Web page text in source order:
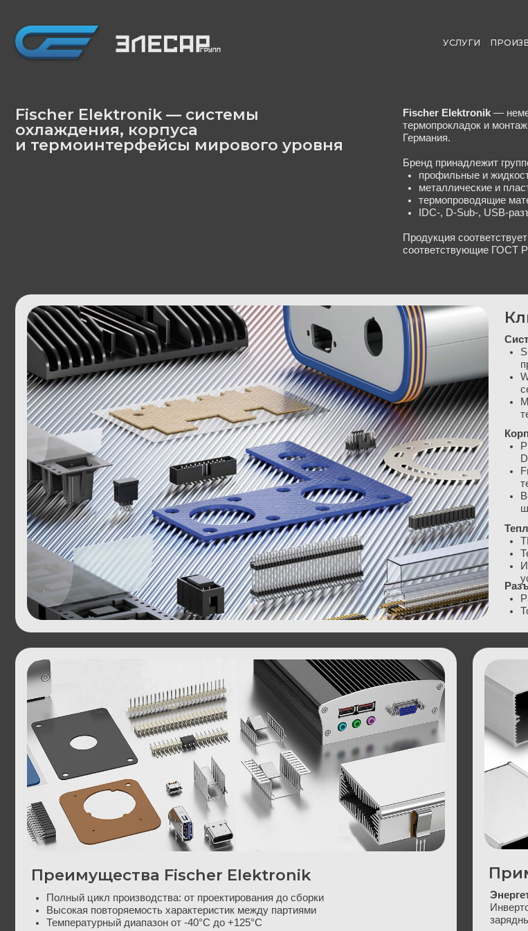
ПРОИЗВОДИТЕЛИ
Полный цикл производства: от проектирования до сборки
Высокая повторяемость характеристик между партиями
Температурный диапазон от -40°C до +125°C
Соответствие IEC 60068, RoHS, CE
Может использоваться как эталон уровня качества в рамках проектов
Возможность поставок крупными партиями с гарантией повторного
заказа
инженерными центрами
Преимущества Fischer Elektronik
Энергетика
Инверторы,
Оборонная
Системы
радиооборудование
Промышленная
ПЛК, HART, RS-485,
SK / FK
Water
серверов,
Могут
Разъёмы для
Разъемы IDC,
Только для
THERM-A-
Термопасты
Используются
устройствах
Корпуса и
PLUSLINE 19"
DIN-рейки,
Front Panels /
тестовых
Все корпуса
шкафы и
термопрокладок и монтажных
Бренд принадлежит группе HKS
металлические и пластиковые
термопроводящие материалы
IDC-, D-Sub-, USB-разъёмы для
Продукция соответствует
охлаждения, корпуса
и термоинтерфейсы мирового уровня